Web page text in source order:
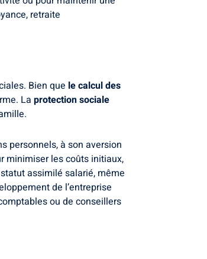
retraite
Bien que le calcul des
La protection sociale
personnels, à son aversion
minimiser les coûts initiaux,
assimilé salarié, même
de l’entreprise
ou de conseillers